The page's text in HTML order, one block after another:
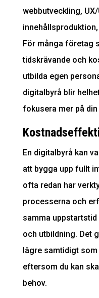
webbutveckling, UX/
För många företag
tidskrävande och
utbilda egen
digitalbyrå blir
fokusera mer på
En digitalbyrå kan
att bygga upp fullt
ofta redan har
processerna och
samma
och utbildning. Det
lägre samtidigt
eftersom du kan
behov.